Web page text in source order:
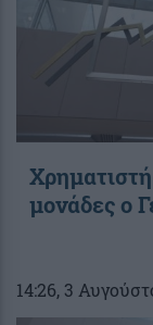
μονάδες ο
14:26, 3